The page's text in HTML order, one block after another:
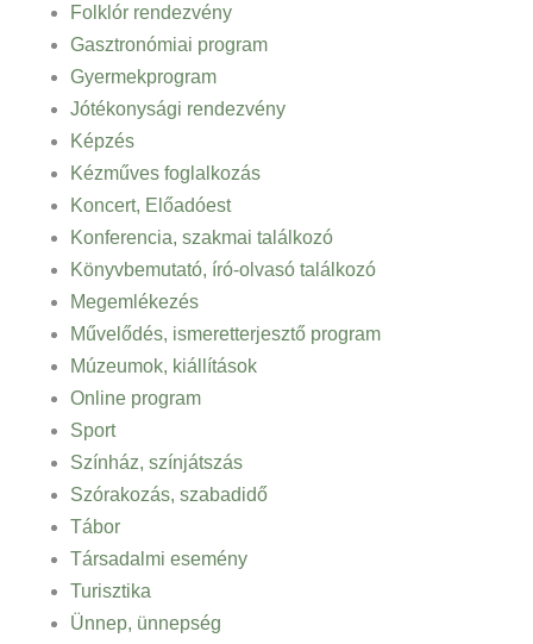
Folklór rendezvény
Gasztronómiai program
Gyermekprogram
Jótékonysági rendezvény
Képzés
Kézműves foglalkozás
Koncert, Előadóest
Konferencia, szakmai találkozó
Könyvbemutató, író-olvasó találkozó
Megemlékezés
Művelődés, ismeretterjesztő program
Múzeumok, kiállítások
Online program
Sport
Színház, színjátszás
Szórakozás, szabadidő
Tábor
Társadalmi esemény
Turisztika
Ünnep, ünnepség